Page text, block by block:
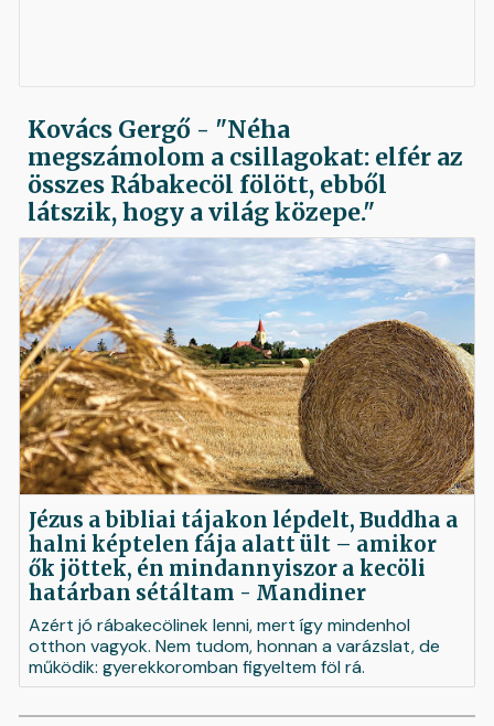
Kovács Gergő - "Néha
megszámolom a csillagokat: elfér az
összes Rábakecöl fölött, ebből
látszik, hogy a világ közepe."
Jézus a bibliai tájakon lépdelt, Buddha a
halni képtelen fája alatt ült – amikor
ők jöttek, én mindannyiszor a kecöli
határban sétáltam - Mandiner
Azért jó rábakecölinek lenni, mert így mindenhol
otthon vagyok. Nem tudom, honnan a varázslat, de
működik: gyerekkoromban figyeltem föl rá.